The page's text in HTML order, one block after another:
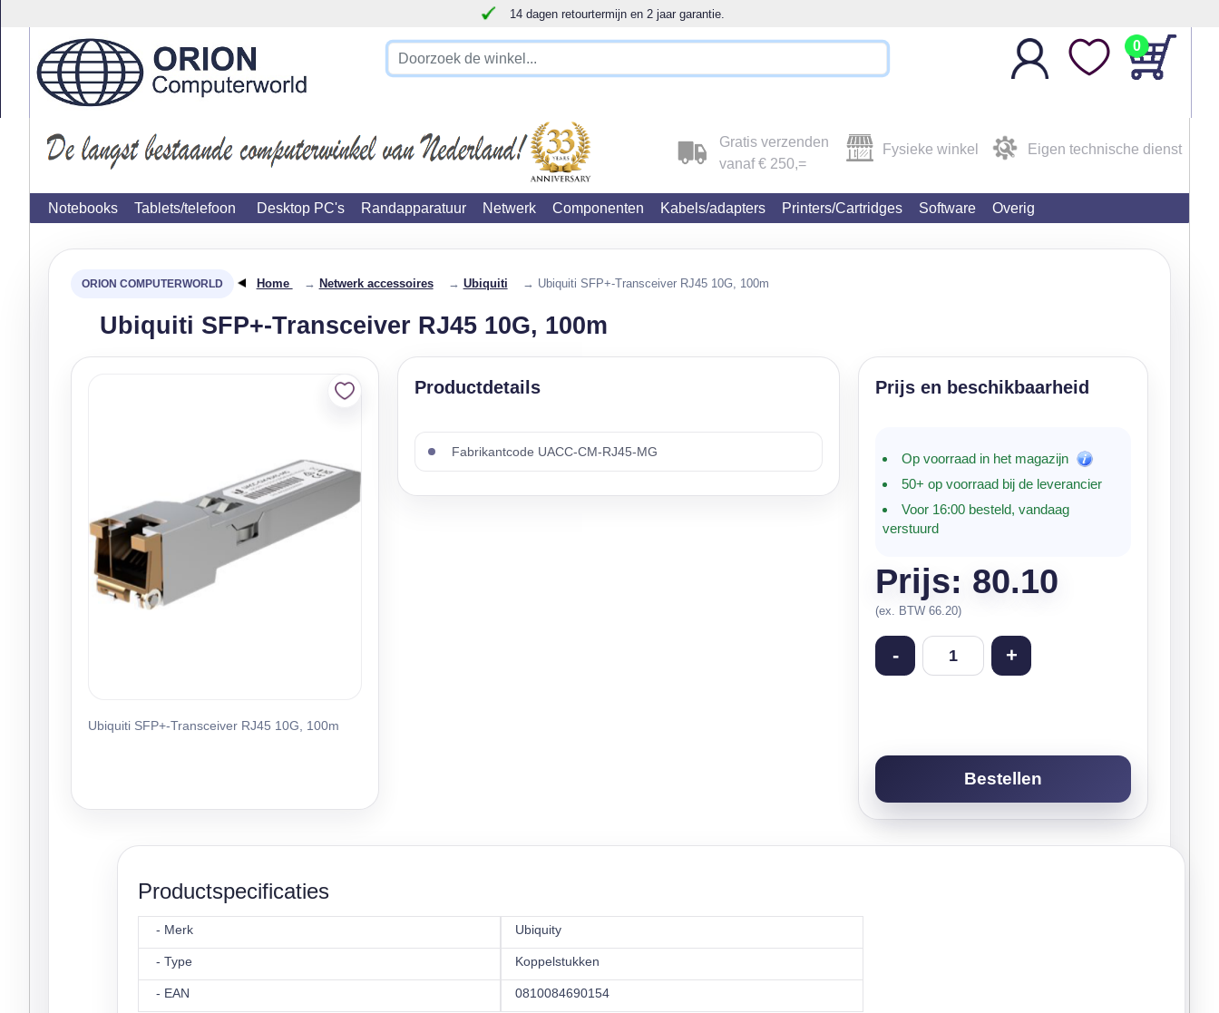
14 dagen retourtermijn en 2 jaar garantie.
!!!!! LET OP!!! WIJ ZIJN VERHUISD !!!!! 0
Gratis verzenden
vanaf € 250,=
Fysieke winkel Eigen technische dienst
Notebooks Tablets/telefoon Desktop PC's Randapparatuur Netwerk Componenten Kabels/adapters Printers/Cartridges Software Overig
Home → Netwerk accessoires → Ubiquiti → Ubiquiti SFP+-Transceiver RJ45 10G, 100m
Ubiquiti SFP+-Transceiver RJ45 10G, 100m
Ubiquiti SFP+-Transceiver RJ45 10G, 100m
Fabrikantcode UACC-CM-RJ45-MG
Op voorraad in het magazijn
50+ op voorraad bij de leverancier
Voor 16:00 besteld, vandaag
verstuurd
Prijs: 80.10
(ex. BTW 66.20)
- +
Bestellen
Productspecificaties
- Merk Ubiquity
- Type Koppelstukken
- EAN 0810084690154